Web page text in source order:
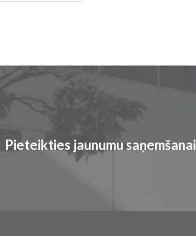
Pieteikties jaunumu saņemšanai